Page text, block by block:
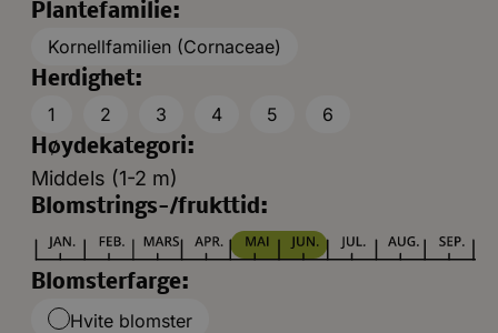
Plantefamilie:
Kornellfamilien (Cornaceae)
Herdighet:
1
2 3 4 5
6
Høydekategori:
Middels (1-2 m)
Blomstrings-/frukttid:
Blomsterfarge:
Hvite blomster